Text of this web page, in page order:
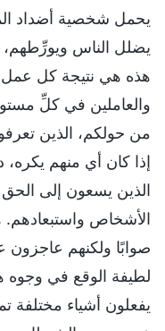
يحمل شخصية أضداد
يضلل الناس
هذه هي نتيجة كل عمل
والعاملين في كلِّ
من حولكم، الذين
إذا كان أي منهم
الذين يسعون إلى الحق
الأشخاص
صوابًا ولكنهم
لطيفة الوقع في وجوه
يفعلون أشياء مختلفة